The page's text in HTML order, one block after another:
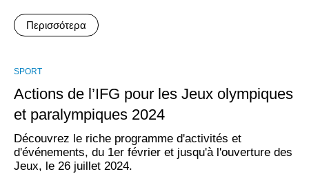
Περισσότερα
SPORT
Actions de l’IFG pour les Jeux olympiques
et paralympiques 2024
Découvrez le riche programme d'activités et
d'événements, du 1er février et jusqu'à l'ouverture des
Jeux, le 26 juillet 2024.